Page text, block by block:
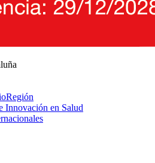
Innovación en Salud